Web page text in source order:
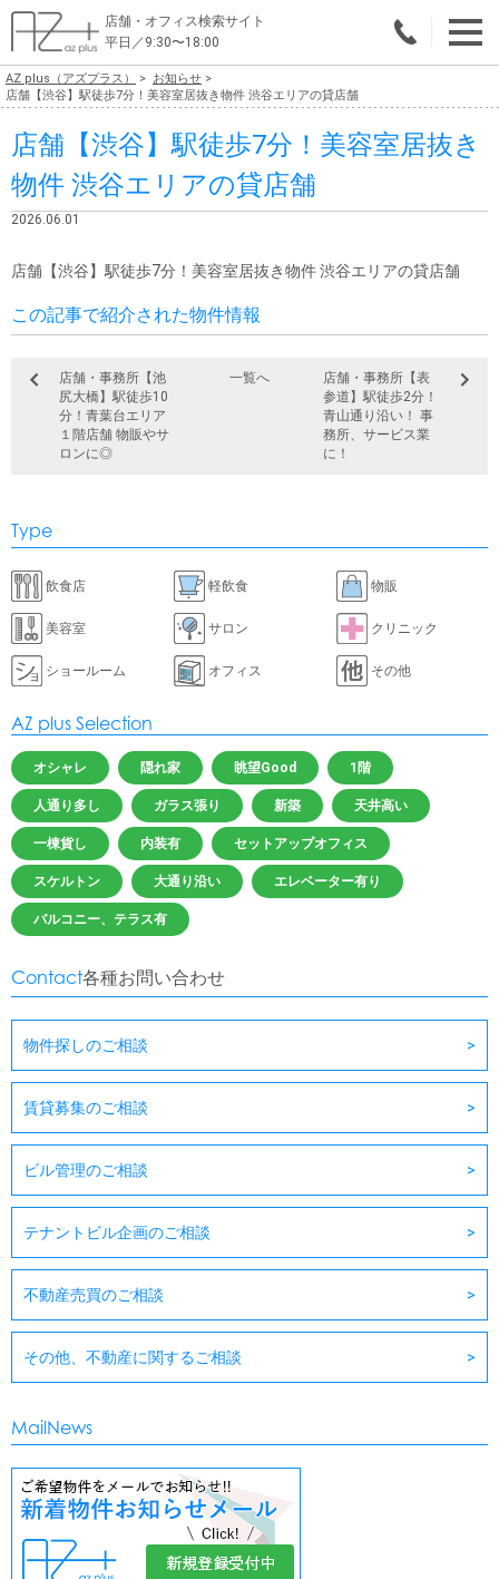
店舗・オフィス検索サイト
平日／9:30〜18:00
物件総合検索
エリアで探す
業種で探す
こだわりで探す
店舗・オフィス物件を探す
テナントビルオーナー様へ
AZ plus（アズプラス）
お知らせ
店舗【渋谷】駅徒歩7分！美容室居抜き物件 渋谷エリアの貸店舗
店舗【渋谷】駅徒歩7分！美容室居抜き
物件 渋谷エリアの貸店舗
2026.06.01
店舗【渋谷】駅徒歩7分！美容室居抜き物件 渋谷エリアの貸店舗
この記事で紹介された物件情報
店舗・事務所【池
尻大橋】駅徒歩10
分！青葉台エリア
１階店舗 物販やサ
ロンに◎
一覧へ
店舗・事務所【表
参道】駅徒歩2分！
青山通り沿い！ 事
務所、サービス業
に！
Type
飲食店 軽飲食 物販
美容室 サロン クリニック
ショールーム オフィス その他
AZ plus Selection
オシャレ 隠れ家 眺望Good 1階
人通り多し ガラス張り 新築 天井高い
一棟貨し 内装有 セットアップオフィス
スケルトン 大通り沿い エレベーター有り
バルコニー、テラス有
Contact各種お問い合わせ
物件探しのご相談
賃貸募集のご相談
ビル管理のご相談
テナントビル企画のご相談
不動産売買のご相談
その他、不動産に関するご相談
MailNews